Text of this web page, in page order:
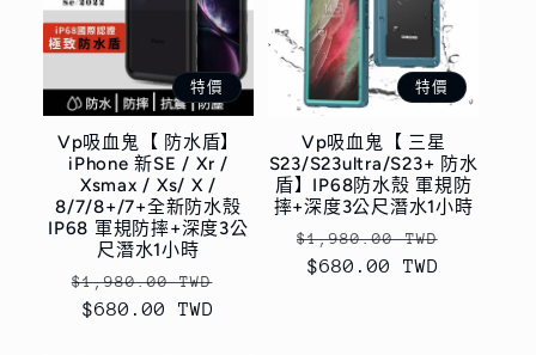
特價
Vp吸血鬼【 防水盾】
iPhone 新SE / Xr /
Xsmax / Xs/ X /
8/7/8+/7+全新防水殼
IP68 軍規防摔+深度3公
尺潛水1小時
定
價
$1,980.00 TWD
$680.00 TWD
特價
Vp吸血鬼【 三星
S23/S23ultra/S23+ 防水
盾】IP68防水殼 軍規防
摔+深度3公尺潛水1小時
定
價
$1,980.00 TWD
$680.00 TWD